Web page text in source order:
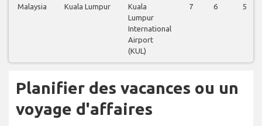
Malaysia Kuala Lumpur
Kuala
Lumpur
International
Airport
(KUL)
7 6 5
Planifier des vacances ou un
voyage d'affaires